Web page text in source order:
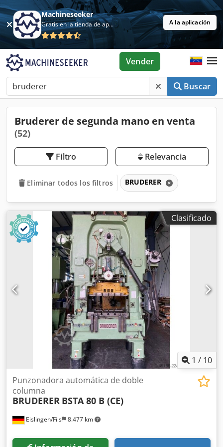
Machineseeker
Gratis en la tienda de aplicaciones A la aplicación
Buscar
Vender
Bruderer de segunda mano en venta
(52)
Filtro Relevancia
Eliminar todos los filtros BRUDERER
Clasificado
1 / 10
Eislingen/Fils 8.477 km
Punzonadora automática de doble
columna
BRUDERER BSTA 80 B (CE)